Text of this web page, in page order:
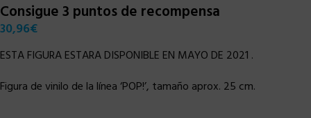
Consigue 3 puntos de recompensa
30,96€
ESTA FIGURA ESTARA DISPONIBLE EN MAYO DE 2021 .
Figura de vinilo de la línea ‘POP!’, tamaño aprox. 25 cm.